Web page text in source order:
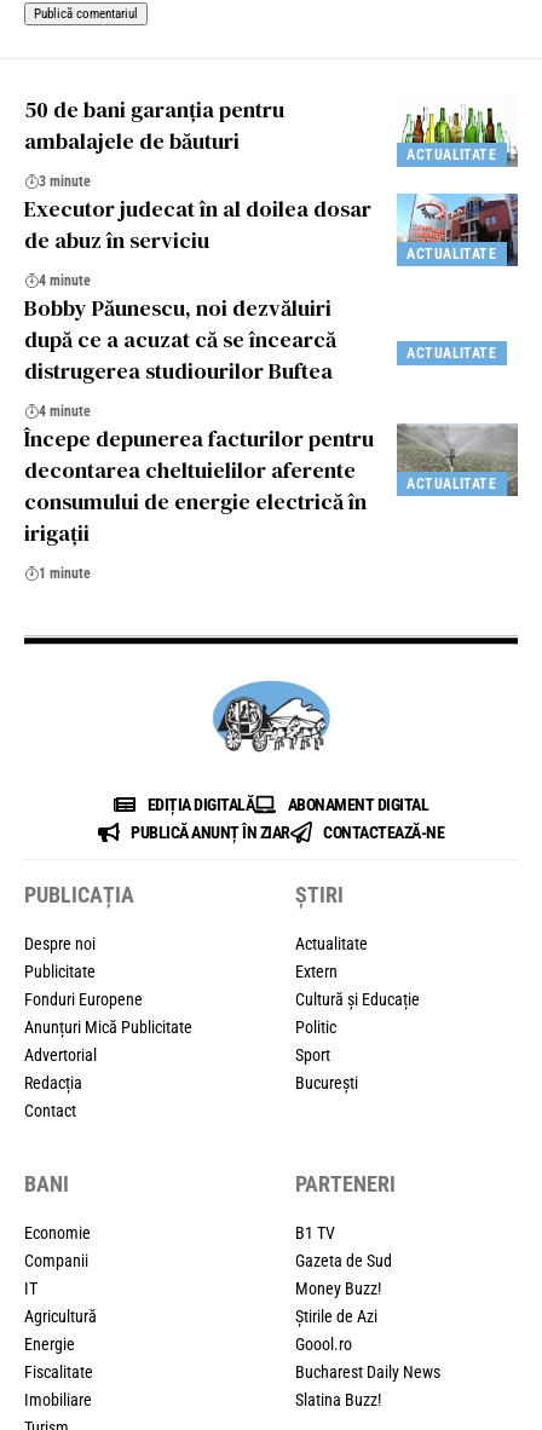
ACTUALITATE
50 de bani garanţia pentru
ambalajele de băuturi
3 minute
ACTUALITATE
Executor judecat în al doilea dosar
de abuz în serviciu
4 minute
ACTUALITATE
Bobby Păunescu, noi dezvăluiri
după ce a acuzat că se încearcă
distrugerea studiourilor Buftea
4 minute
ACTUALITATE
Începe depunerea facturilor pentru
decontarea cheltuielilor aferente
consumului de energie electrică în
irigații
1 minute
EDIȚIA DIGITALĂ
ABONAMENT DIGITAL
PUBLICĂ ANUNȚ ÎN ZIAR
CONTACTEAZĂ-NE
PUBLICAȚIA
Despre noi
Publicitate
Fonduri Europene
Anunțuri Mică Publicitate
Advertorial
Redacția
Contact
ȘTIRI
Actualitate
Extern
Cultură și Educație
Politic
Sport
București
BANI
Economie
Companii
IT
Agricultură
Energie
Fiscalitate
Imobiliare
PARTENERI
B1 TV
Gazeta de Sud
Money Buzz!
Știrile de Azi
Goool.ro
Bucharest Daily News
Slatina Buzz!